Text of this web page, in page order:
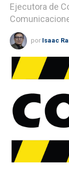
Ejecutora de
por Isaac